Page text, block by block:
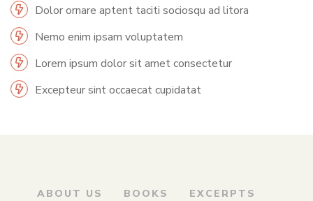
Dolor ornare aptent taciti sociosqu ad litora
Nemo enim ipsam voluptatem
Lorem ipsum dolor sit amet consectetur
Excepteur sint occaecat cupidatat
ABOUT US BOOKS EXCERPTS